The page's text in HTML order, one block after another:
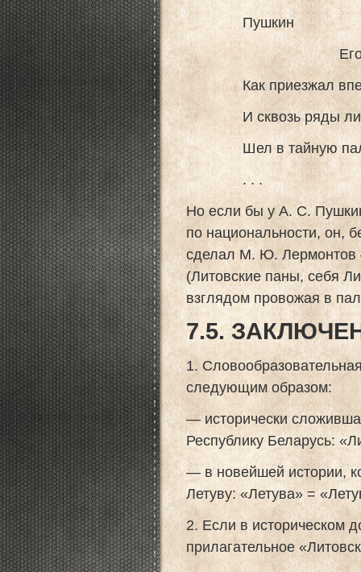
Пушкин
Его сам
Как приезжал
И сквозь ряды
Шел в тайную
. . .
Но если бы у А. С.
по национальности, он,
сделал М. Ю. Лермонтов
(Литовские паны, себя
взглядом провожая в
7.5.
1.
следующим образом:
— исторически
Республику Беларусь:
— в новейшей истории,
Летуву: «Летува» =
2. Если в историческом
прилагательное